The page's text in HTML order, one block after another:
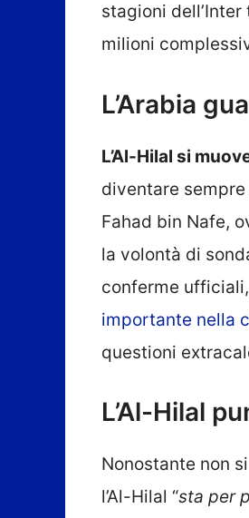
stagioni
milioni
L’Arabia
L’Al-Hilal si
diventare
Fahad bin Nafe,
la volontà di
conferme
importante nella
questioni
L’Al-Hilal
Nonostante non
l’Al-Hilal “sta per